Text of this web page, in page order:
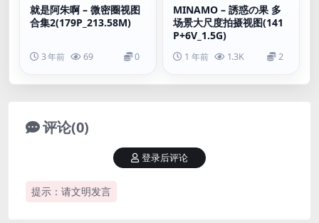
就是阿朱啊 – 微密圈视图
合集2(179P_213.58M)
3 年前 69 0
MINAMO – 誘惑の果 多
场景大尺度拍摄视图(141
P+6V_1.5G)
1 年前 1.3K 2
评论(0)
提示：请文明发言
登录后评论